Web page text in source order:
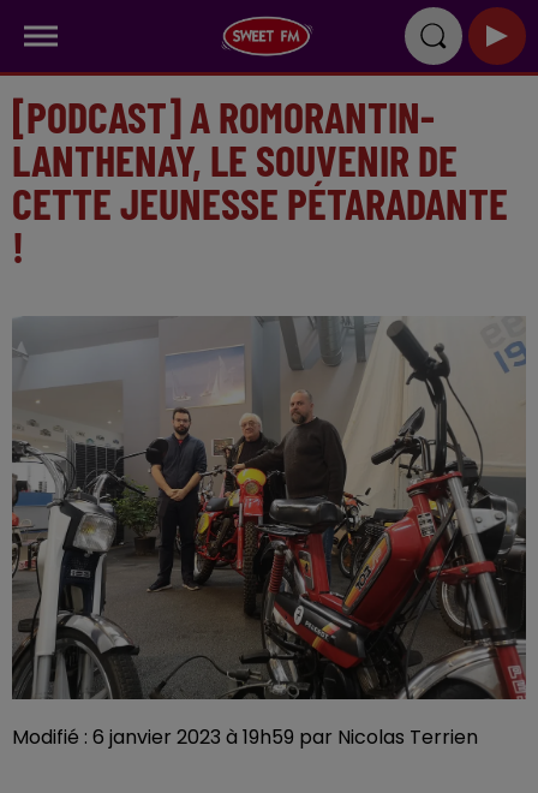
[PODCAST] A ROMORANTIN-
LANTHENAY, LE SOUVENIR DE
CETTE JEUNESSE PÉTARADANTE
!
Modifié : 6 janvier 2023 à 19h59 par Nicolas Terrien